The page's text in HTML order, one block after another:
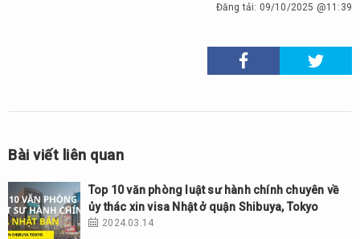
Đăng tải: 09/10/2025 @11:39
Bài viết liên quan
Top 10 văn phòng luật sư hành chính chuyên về
ủy thác xin visa Nhật ở quận Shibuya, Tokyo
2024.03.14